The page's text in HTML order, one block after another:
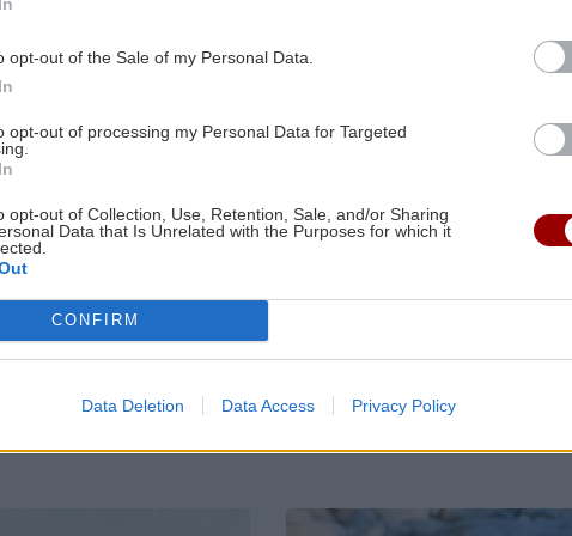
opt-out of the Sale of my Personal Data.
opt-out of processing my Personal Data for Targeted
opt-out of Collection, Use, Retention, Sale, and/or Sharing
Data that Is Unrelated with the Purposes for which it
CONFIRM
Data Deletion Data Access Privacy Policy
προσώπων αυξήθηκαν
21:14
ΕΛΛΑΔΑ
εκβιασμοί από 17χρονο
21:00
GOSSIP - LIFESTYLE
Ο Αλέξανδρος Κοψιάλης ανέβασε
βίντεο από τη ζυγαριά μετά την
απώλεια 30 κιλών
οδηγός που σκότωσε νύφη έκλαιγε για
ΓΥΝΑΙΚΑ ΟΜΟΡΦΙΑ
Πώς θα πετύχετε
trend
Image